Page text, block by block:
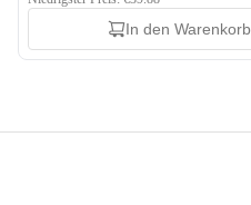
In den Warenkorb